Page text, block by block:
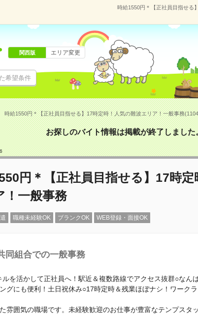
時給1550円＊【正社員目指せる
希望条件
関西版 エリア変更
時給1550円＊【正社員目指せる】17時定時！人気の難波エリア！一般事務
お探しのバイト情報は掲載が終了しました
円＊【正社員目指せる】17時
！一般事務
職種未経験OK ブランクOK WEB登録・面接OK
同組合での一般事務
ルを活かして正社員へ！駅近＆複数路線でアクセス抜群○なん
グにも便利！土日祝休み○17時定時＆残業ほぼナシ！ワーク
雰囲気の職場です。未経験歓迎のお仕事が豊富なテンプスタ